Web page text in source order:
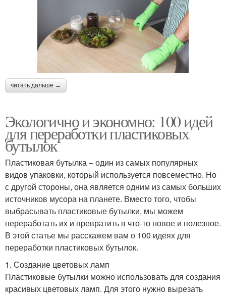
читать дальше →
Экологично и экономно: 100 идей
для переработки пластиковых
бутылок
Пластиковая бутылка – один из самых популярных
видов упаковки, который используется повсеместно. Но
с другой стороны, она является одним из самых больших
источников мусора на планете. Вместо того, чтобы
выбрасывать пластиковые бутылки, мы можем
переработать их и превратить в что-то новое и полезное.
В этой статье мы расскажем вам о 100 идеях для
переработки пластиковых бутылок.
1. Создание цветовых ламп
Пластиковые бутылки можно использовать для создания
красивых цветовых ламп. Для этого нужно вырезать